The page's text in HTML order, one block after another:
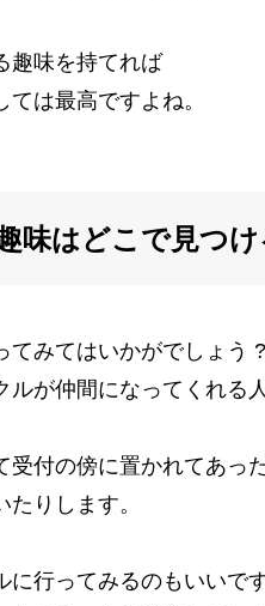
趣味を持てれば
は最高ですよね。
味はどこで見つけ
てみてはいかがでしょう ?
ルが仲間になってくれる
受付の傍に置かれてあっ
りします。
に行ってみるのもいいです